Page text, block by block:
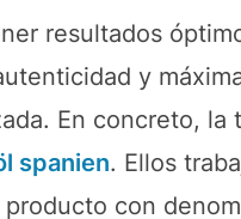
resultados
y
En concreto, la
spanien. Ellos
con